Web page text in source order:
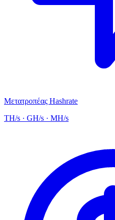
Μετατροπέας Hashrate
TH/s · GH/s · MH/s